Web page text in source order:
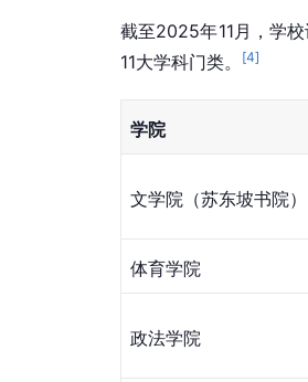
截至2025年11月，学
11大学科门类。
[4]
学院
文学院（苏东坡书院）
体育学院
政法学院